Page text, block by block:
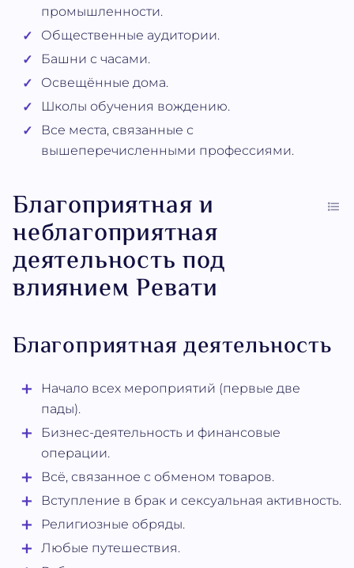
промышленности.
Общественные аудитории.
Башни с часами.
Освещённые дома.
Школы обучения вождению.
Все места, связанные с
вышеперечисленными профессиями.
Благоприятная и
неблагоприятная
деятельность под
влиянием Ревати
Благоприятная деятельность
Начало всех мероприятий (первые две
пады).
Бизнес-деятельность и финансовые
операции.
Всё, связанное с обменом товаров.
Вступление в брак и сексуальная активность.
Религиозные обряды.
Любые путешествия.